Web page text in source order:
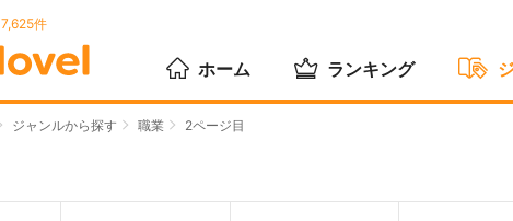
7,625件
ホーム ランキング
ジャンルから探す 職業 2ページ目